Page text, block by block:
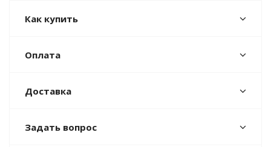
Как купить
Оплата
Доставка
Задать вопрос